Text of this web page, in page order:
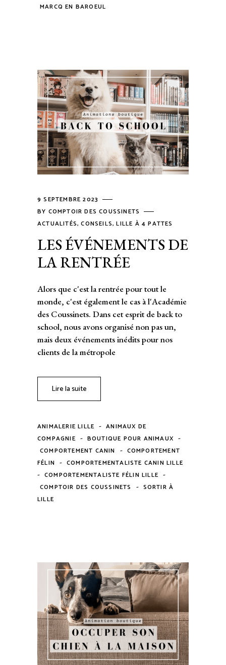
MARCQ EN BAROEUL
9 SEPTEMBRE 2023
BY COMPTOIR DES COUSSINETS
ACTUALITÉS,CONSEILS,LILLE À 4 PATTES
LES ÉVÉNEMENTS DE
LA RENTRÉE
Alors que c'est la rentrée pour tout le
monde, c'est également le cas à l'Académie
des Coussinets. Dans cet esprit de back to
school, nous avons organisé non pas un,
mais deux événements inédits pour nos
clients de la métropole
Lire la suite
ANIMALERIE LILLE - ANIMAUX DE
COMPAGNIE - BOUTIQUE POUR ANIMAUX -
COMPORTEMENT CANIN - COMPORTEMENT
FÉLIN - COMPORTEMENTALISTE CANIN LILLE
- COMPORTEMENTALISTE FÉLIN LILLE -
COMPTOIR DES COUSSINETS - SORTIR À
LILLE